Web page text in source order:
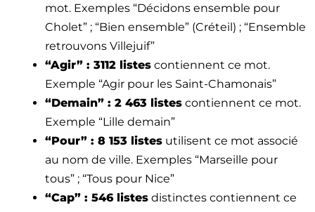
mot. Exemples “Décidons ensemble pour
Cholet” ; “Bien ensemble” (Créteil) ; “Ensemble
retrouvons Villejuif”
“Agir” : 3112 listes contiennent ce mot.
Exemple “Agir pour les Saint-Chamonais”
“Demain” : 2 463 listes contiennent ce mot.
Exemple “Lille demain”
“Pour” : 8 153 listes utilisent ce mot associé
au nom de ville. Exemples “Marseille pour
tous” ; “Tous pour Nice”
“Cap” : 546 listes distinctes contiennent ce